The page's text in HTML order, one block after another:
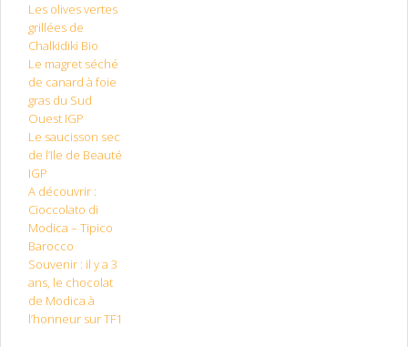
Les olives vertes
grillées de
Chalkidiki Bio
Le magret séché
de canard à foie
gras du Sud
Ouest IGP
Le saucisson sec
de l’Ile de Beauté
IGP
A découvrir :
Cioccolato di
Modica – Tipico
Barocco
Souvenir : il y a 3
ans, le chocolat
de Modica à
l’honneur sur TF1